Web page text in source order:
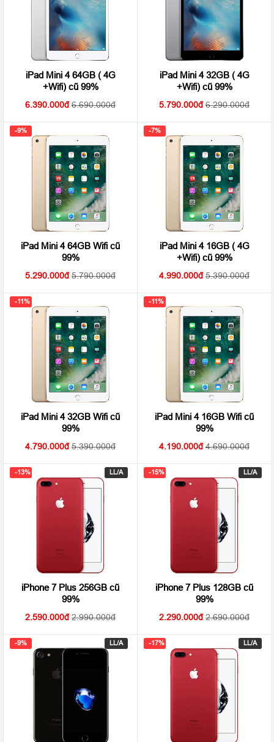
iPad Mini 4 64GB ( 4G
+Wifi) cũ 99%
6.390.000 6.690.000
iPad Mini 4 32GB ( 4G
+Wifi) cũ 99%
5.790.000 6.290.000
-9%
iPad Mini 4 64GB Wifi cũ
99%
5.290.000 5.790.000
-7%
iPad Mini 4 16GB ( 4G
+Wifi) cũ 99%
4.990.000 5.390.000
-11%
iPad Mini 4 32GB Wifi cũ
99%
4.790.000 5.390.000
-11%
iPad Mini 4 16GB Wifi cũ
99%
4.190.000 4.690.000
-13%
iPhone 7 Plus 256GB cũ
99%
LL/A
2.590.000 2.990.000
-15%
iPhone 7 Plus 128GB cũ
99%
LL/A
2.290.000 2.690.000
-9% LL/A -17% LL/A